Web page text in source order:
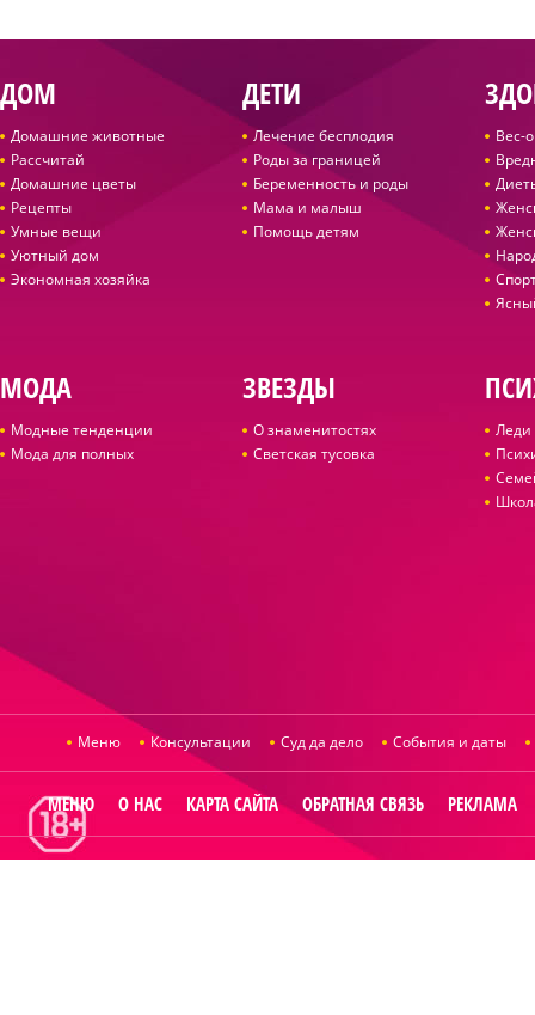
ДОМ
Домашние животные
Рассчитай
Домашние цветы
Рецепты
Умные вещи
Уютный дом
Экономная хозяйка
ДЕТИ
Лечение бесплодия
Роды за границей
Беременность и роды
Мама и малыш
Помощь детям
Вес-
МОДА
Модные тенденции
Мода для полных
ЗВЕЗДЫ
О знаменитостях
Светская тусовка
Леди
Меню Консультации Суд да дело События и даты
МЕНЮ О НАС КАРТА САЙТА ОБРАТНАЯ СВЯЗЬ РЕКЛАМА